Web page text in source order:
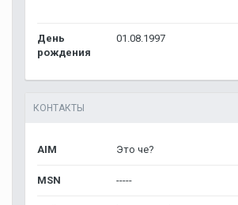
День
рождения
01.08.1997
КОНТАКТЫ
AIM Это че?
MSN -----